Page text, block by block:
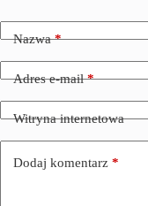
Nazwa*
Adres e-mail*
Witryna internetowa
Dodaj komentarz *